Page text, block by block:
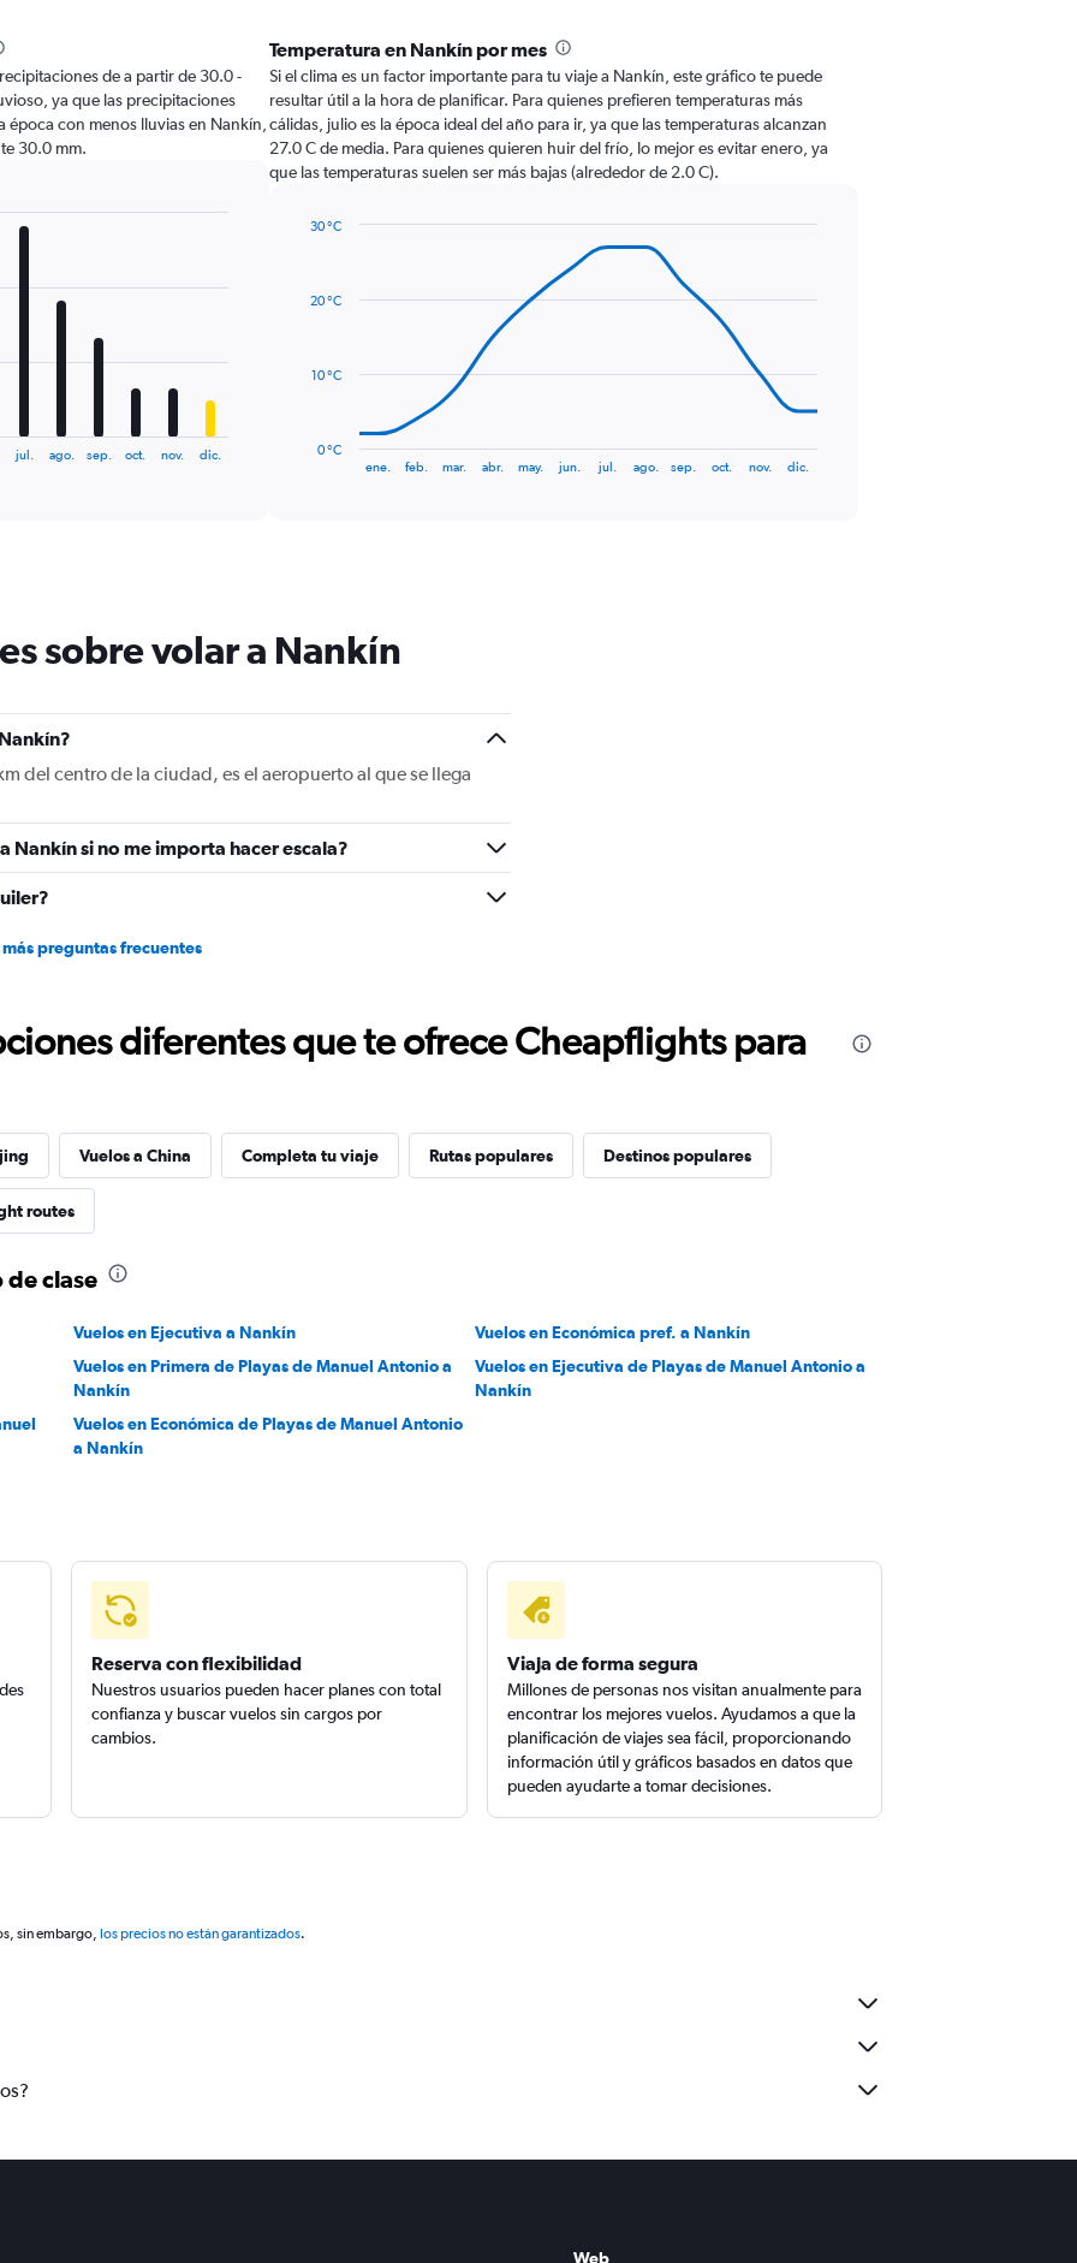
de a partir de 30.0 -
ya que las precipitaciones
época con menos lluvias en Nankín,
30.0 mm.
jul. ago. sep. oct. nov. dic.
Temperatura en Nankín por mes
Si el clima es un factor importante para tu viaje a Nankín, este gráfico te puede
resultar útil a la hora de planificar. Para quienes prefieren temperaturas más
cálidas, julio es la época ideal del año para ir, ya que las temperaturas alcanzan
27.0 C de media. Para quienes quieren huir del frío, lo mejor es evitar enero, ya
que las temperaturas suelen ser más bajas (alrededor de 2.0 C).
14
The
chart
1
displaying
Range:
0
to
ene. feb. mar. abr. may. jun. jul. ago. sep. oct. nov. dic.
0 °C
10 °C
20 °C
30 °C
sobre volar a Nankín
del centro de la ciudad, es el aeropuerto al que se llega
Nankín si no me importa hacer escala?
más preguntas frecuentes
diferentes que te ofrece Cheapflights para
Vuelos a China Completa tu viaje Rutas populares Destinos populares
routes
de clase
Vuelos en Ejecutiva a Nankín
Vuelos en Económica pref. a Nankín
Vuelos en Primera de Playas de Manuel Antonio a
Nankín
Vuelos en Ejecutiva de Playas de Manuel Antonio a
Nankín
Vuelos en Económica de Playas de Manuel Antonio
a Nankín
Reserva con flexibilidad
Nuestros usuarios pueden hacer planes con total
confianza y buscar vuelos sin cargos por
cambios.
Viaja de forma segura
Millones de personas nos visitan anualmente para
encontrar los mejores vuelos. Ayudamos a que la
planificación de viajes sea fácil, proporcionando
información útil y gráficos basados en datos que
pueden ayudarte a tomar decisiones.
sin embargo, los precios no están garantizados.
Web